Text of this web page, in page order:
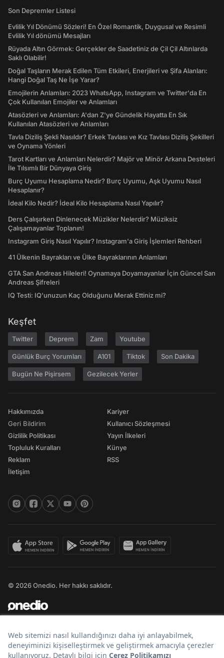
Son Depremler Listesi
Evlilik Yıl Dönümü Sözleri! En Özel Romantik, Duygusal ve Resimli
Evlilik Yıl dönümü Mesajları
Rüyada Altın Görmek: Gerçekler de Saadetiniz de Çil Çil Altınlarda
Saklı Olabilir!
Doğal Taşların Merak Edilen Tüm Etkileri, Enerjileri ve Şifa Alanları:
Hangi Doğal Taş Ne İşe Yarar?
Emojilerin Anlamları: 2023 WhatsApp, Instagram ve Twitter'da En
Çok Kullanılan Emojiler ve Anlamları
Atasözleri ve Anlamları: A'dan Z'ye Gündelik Hayatta En Sık
Kullanılan Atasözleri ve Anlamları
Tavla Diziliş Şekli Nasıldır? Erkek Tavlası ve Kız Tavlası Diziliş Şekilleri
ve Oynama Yönleri
Tarot Kartları ve Anlamları Nelerdir? Majör ve Minör Arkana Desteleri
İle Tılsımlı Bir Dünyaya Giriş
Burç Uyumu Hesaplama Nedir? Burç Uyumu, Aşk Uyumu Nasıl
Hesaplanır?
İdeal Kilo Nedir? İdeal Kilo Hesaplama Nasıl Yapılır?
Ders Çalışırken Dinlenecek Müzikler Nelerdir? Müziksiz
Çalışamayanlar Toplanın!
Instagram Giriş Nasıl Yapılır? Instagram'a Giriş İşlemleri Rehberi
41 Ülkenin Bayrakları ve Ülke Bayraklarının Anlamları
GTA San Andreas Hileleri! Oynamaya Doyamayanlar İçin Güncel San
Andreas Şifreleri
IQ Testi: IQ'unuzun Kaç Olduğunu Merak Ettiniz mi?
Keşfet
Twitter Deprem Zam Youtube
Günlük Burç Yorumları A101 Tiktok Son Dakika
Bugün Ne Pişirsem Gezilecek Yerler
Hakkımızda
Geri Bildirim
Gizlilik Politikası
Topluluk Kuralları
Reklam
İletişim
Kariyer
Kullanıcı Sözleşmesi
Yayın İlkeleri
Künye
RSS
© 2026 Onedio. Her hakkı saklıdır.
Bir markasıdır.